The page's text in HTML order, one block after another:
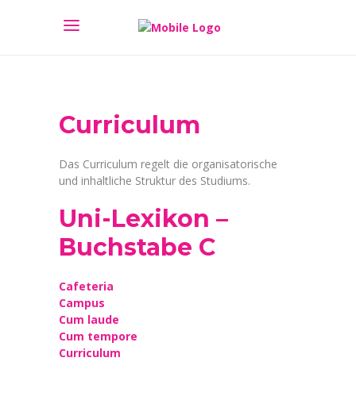
Curriculum
Das Curriculum regelt die organisatorische
und inhaltliche Struktur des Studiums.
Uni-Lexikon –
Buchstabe C
Cafeteria
Campus
Cum laude
Cum tempore
Curriculum